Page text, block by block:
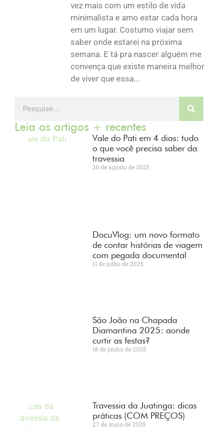
vez mais com um estilo de vida
minimalista e amo estar cada hora
em um lugar. Costumo viajar sem
saber onde estarei na próxima
semana. E tá pra nascer alguém me
convença que existe maneira melhor
de viver que essa...
Leia os artigos + recentes
Vale do Pati em 4 dias: tudo
o que você precisa saber da
travessia
26 de agosto de 2025
DocuVlog: um novo formato
de contar histórias de viagem
com pegada documental
11 de julho de 2025
São João na Chapada
Diamantina 2025: aonde
curtir as festas?
18 de junho de 2025
Travessia da Juatinga: dicas
práticas (COM PREÇOS)
27 de maio de 2025